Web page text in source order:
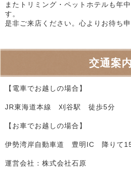
またトリミング・ペットホテルも年
す。
是非ご来店ください。心よりお待ち
交通案内
【電車でお越しの場合】
JR東海道本線 刈谷駅 徒歩5分
【お車でお越しの場合】
伊勢湾岸自動車道 豊明IC 降りて
運営会社：株式会社石原